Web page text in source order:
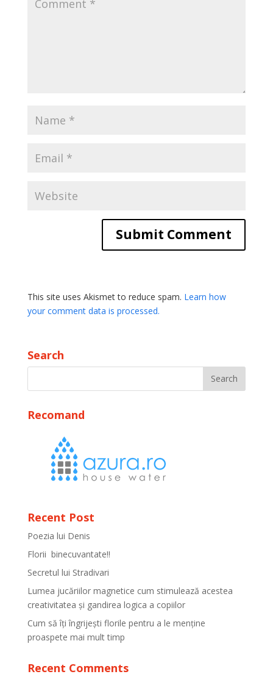
This site uses Akismet to reduce spam. Learn how
your comment data is processed.
Search
Recomand
Recent Post
Poezia lui Denis
Florii binecuvantate!!
Secretul lui Stradivari
Lumea jucăriilor magnetice cum stimulează acestea
creativitatea și gandirea logica a copiilor
Cum să îți îngrijești florile pentru a le menține
proaspete mai mult timp
Recent Comments